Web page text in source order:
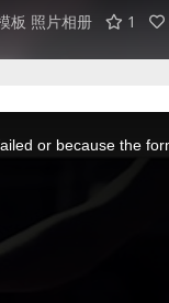
板 照片相册 1
or because the